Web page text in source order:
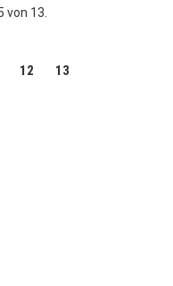
von 13.
12 13